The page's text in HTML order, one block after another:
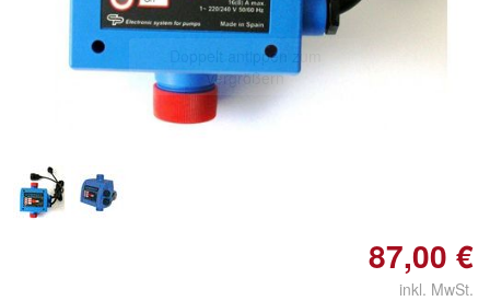
Doppelt antippen zum
vergrößern
87,00 €
inkl. MwSt.